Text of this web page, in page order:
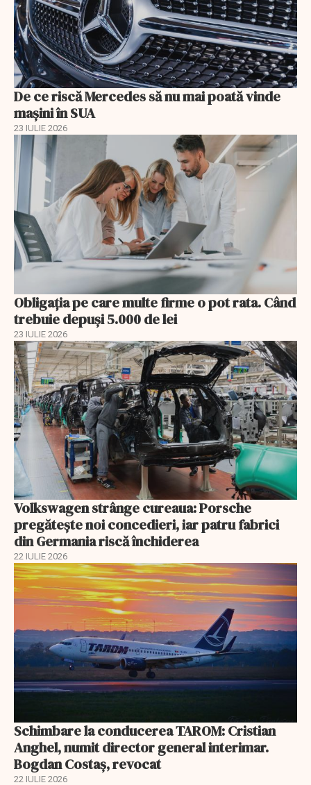
De ce riscă Mercedes să nu mai poată vinde
mașini în SUA
23 IULIE 2026
Obligația pe care multe firme o pot rata. Când
trebuie depuși 5.000 de lei
23 IULIE 2026
Volkswagen strânge cureaua: Porsche
pregătește noi concedieri, iar patru fabrici
din Germania riscă închiderea
22 IULIE 2026
Schimbare la conducerea TAROM: Cristian
Anghel, numit director general interimar.
Bogdan Costaș, revocat
22 IULIE 2026